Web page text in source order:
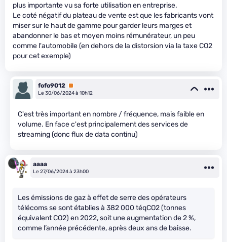
plus importante vu sa forte utilisation en entreprise.
Le coté négatif du plateau de vente est que les fabricants vont
miser sur le haut de gamme pour garder leurs marges et
abandonner le bas et moyen moins rémunérateur, un peu
comme l'automobile (en dehors de la distorsion via la taxe CO2
pour cet exemple)
fofo9012 Premium
Le 30/06/2024 à 10h12
C'est très important en nombre / fréquence, mais faible en
volume. En face c'est principalement des services de
streaming (donc flux de data continu)
aaaa
Le 27/06/2024 à 23h00
Les émissions de gaz à effet de serre des opérateurs
télécoms se sont établies à 382 000 téqCO2 (tonnes
équivalent CO2) en 2022, soit une augmentation de 2 %,
comme l’année précédente, après deux ans de baisse.